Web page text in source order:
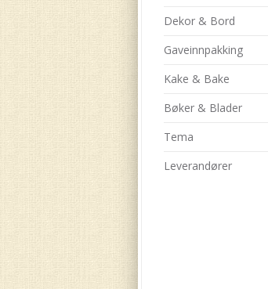
Dekor & Bord
Gaveinnpakking
Kake & Bake
Bøker & Blader
Tema
Leverandører